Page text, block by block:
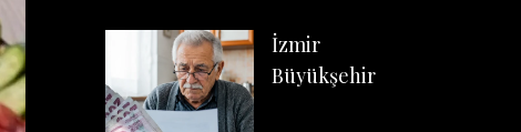
İzmir
Büyükşehir